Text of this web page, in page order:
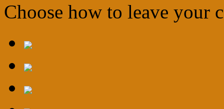
Choose how to leave your